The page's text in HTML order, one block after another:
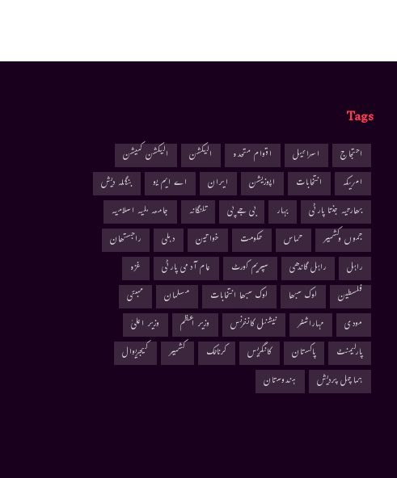
Tags
احتجاج اسرائیل اقوام متحدہ الیکشن
الیکشن کمیشن
امریکہ
انتخابات اپوزیشن ایران اے ایم یو
بنگلہ دیش
بھارتیہ جنتا پارٹی
بہار بی جے پی تلنگانہ
جامعہ ملیہ اسلامیہ
جموں وکشمیر
حماس حکومت خواتین دہلی
راجستھان
راہل
راہل گاندھی سپریم کورٹ عام آدمی پارٹی
غزہ
فلسطین
لوک سبھا لوک سبھا انتخابات مسلمان
ممبئی
مودی
مہاراشٹر نیشنل کانفرنس وزیر اعظم
وزیر اعلیٰ
پارلیمنٹ
پاکستان کانگریس کرناٹک کشمیر
کیجریوال
ہماچل پردیش
ہندوستان